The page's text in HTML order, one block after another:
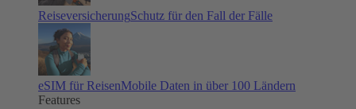
ReiseversicherungSchutz für den Fall der Fälle
eSIM für ReisenMobile Daten in über 100 Ländern
Features